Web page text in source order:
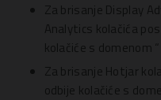
Za brisanje Display
Analytics kolačića
kolačiće s domenom
Za brisanje Hotjar
odbije kolačiće s